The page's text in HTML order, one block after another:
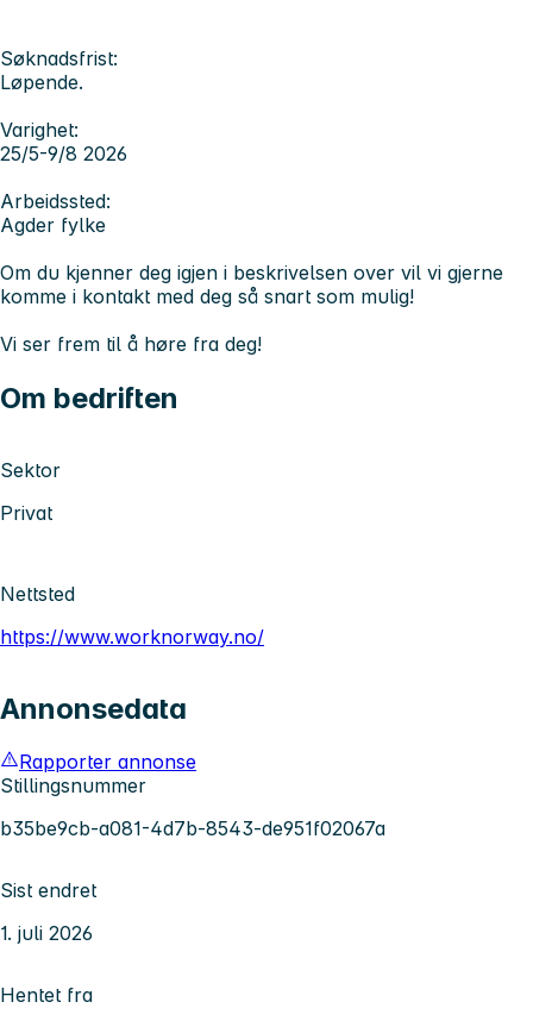
Søknadsfrist:
Løpende.
Varighet:
25/5-9/8 2026
Arbeidssted:
Agder fylke
Om du kjenner deg igjen i beskrivelsen over vil vi gjerne
komme i kontakt med deg så snart som mulig!
Vi ser frem til å høre fra deg!
Om bedriften
Sektor
Privat
Nettsted
https://www.worknorway.no/
Annonsedata
Rapporter annonse
Stillingsnummer
b35be9cb-a081-4d7b-8543-de951f02067a
Sist endret
1. juli 2026
Hentet fra